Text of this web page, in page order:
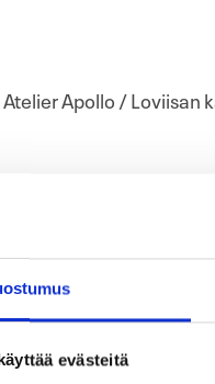
evästeitä
Apollo / Loviisan